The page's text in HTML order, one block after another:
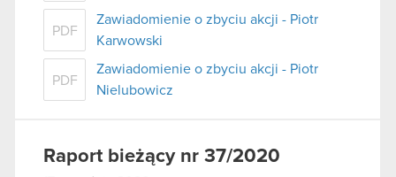
PDF
Zawiadomienie o zbyciu akcji - Piotr
Karwowski
PDF
Zawiadomienie o zbyciu akcji - Piotr
Nielubowicz
Raport bieżący nr 37/2020